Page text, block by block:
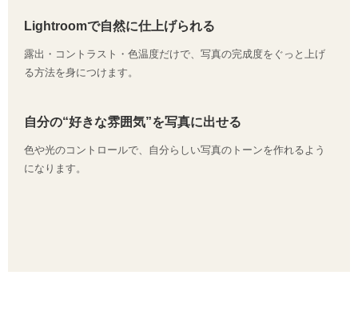
Lightroomで自然に仕上げられる
露出・コントラスト・色温度だけで、写真の完成度をぐっと上げ
る方法を身につけます。
自分の“好きな雰囲気”を写真に出せる
色や光のコントロールで、自分らしい写真のトーンを作れるよう
になります。